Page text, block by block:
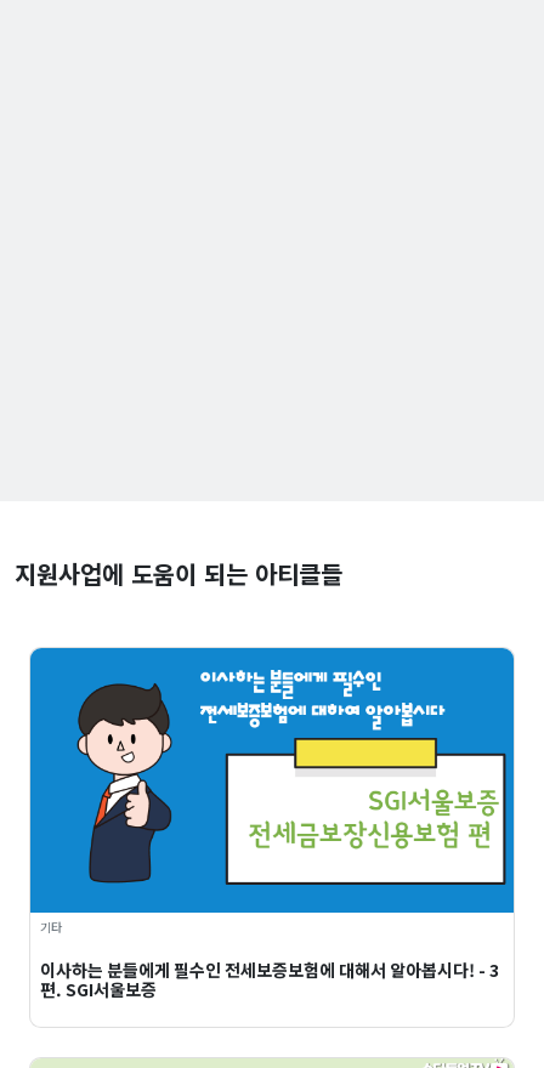
지원사업에 도움이 되는 아티클들
기타
이사하는 분들에게 필수인 전세보증보험에 대해서 알아봅시다! - 3
편. SGI서울보증